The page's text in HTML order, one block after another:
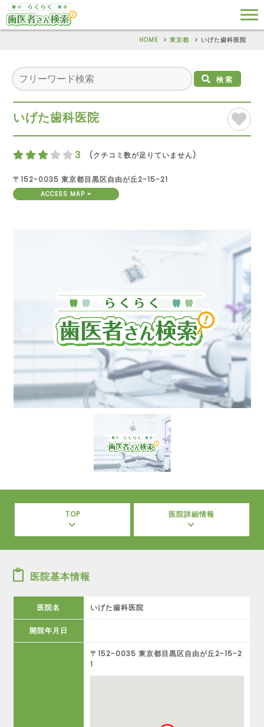
HOME 東京都 いげた歯科医院
検索
いげた歯科医院
3 (クチコミ数が足りていません)
〒152-0035 東京都目黒区自由が丘2-15-21
ACCESS MAP
TOP 医院詳細情報
医院基本情報
医院名 いげた歯科医院
開院年月日
〒152-0035 東京都目黒区自由が丘2-15-2
1